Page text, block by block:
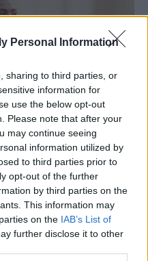
Personal Information
sharing to third parties, or
information for
use the below opt-out
Please note that after your
may continue seeing
information utilized by
to third parties prior to
opt-out of the further
by third parties on the
This information may
on the IAB’s List of
further disclose it to other
φορούν πάντα ένα
2026